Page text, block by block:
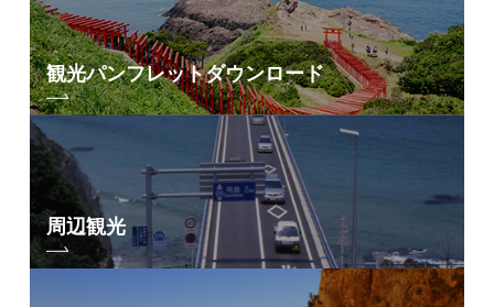
観光パンフレットダウンロード
周辺観光